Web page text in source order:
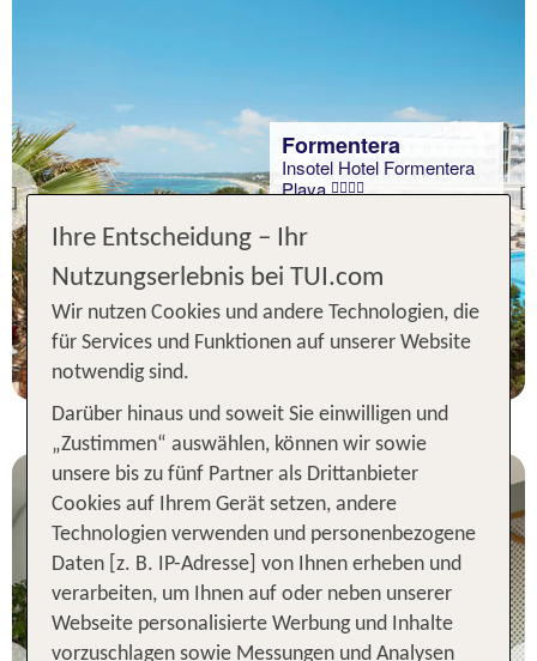
Previous
Formentera
Insotel Hotel Formentera
Playa
89 % Weiterempfehlung
7 Nächte, HP, DZ
810 €
p.P. ab 753 €
Formentera
Ihre Entscheidung – Ihr
Nutzungserlebnis bei TUI.com
Wir nutzen Cookies und andere Technologien, die
für Services und Funktionen auf unserer Website
notwendig sind.
Darüber hinaus und soweit Sie einwilligen und
„Zustimmen“ auswählen, können wir sowie
unsere bis zu fünf Partner als Drittanbieter
Cookies auf Ihrem Gerät setzen, andere
Technologien verwenden und personenbezogene
Daten [z. B. IP-Adresse] von Ihnen erheben und
verarbeiten, um Ihnen auf oder neben unserer
Webseite personalisierte Werbung und Inhalte
vorzuschlagen sowie Messungen und Analysen